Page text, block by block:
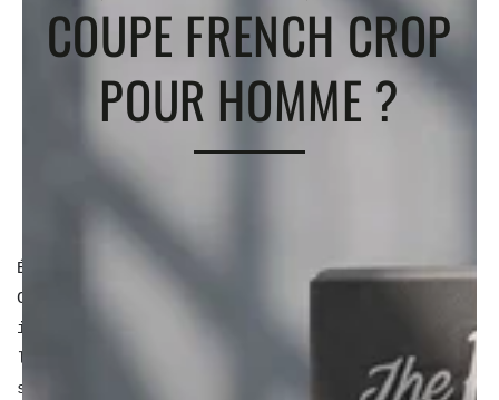
COUPE FRENCH CROP
POUR HOMME ?
juin 28, 2026
Élégante, pratique et indémodable, la French
Crop s’impose comme la coupe masculine
incontournable du moment. Inspirée du
légendaire Caesar Cut, elle séduit par sa
simplicité maîtrisée et son allure moderne..